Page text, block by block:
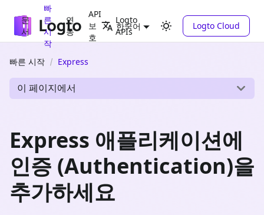
문
서
빠
른
시
작
연
동
API
보
호
Logto
APIs
한국어 Logto Cloud
빠른 시작 Express
이 페이지에서
Express 애플리케이션에
인증 (Authentication)을
추가하세요